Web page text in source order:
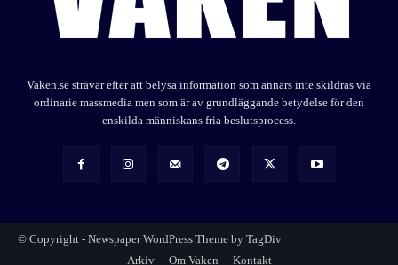
Vaken.se strävar efter att belysa information som annars inte skildras via
ordinarie massmedia men som är av grundläggande betydelse för den
enskilda människans fria beslutsprocess.
© Copyright - Newspaper WordPress Theme by TagDiv
Arkiv
Om Vaken Kontakt